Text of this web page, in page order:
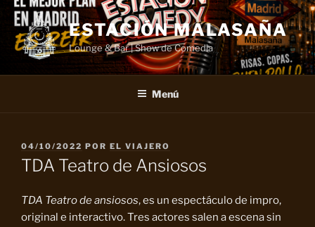
Saltar
contenido
ESTACIÓN MALASAÑA
Lounge & Bar | Show de Comedia
Menú
PUBLICADO
EL
04/10/2022 POR EL VIAJERO
TDA Teatro de Ansiosos
TDA Teatro de ansiosos, es un espectáculo de impro,
original e interactivo. Tres actores salen a escena sin